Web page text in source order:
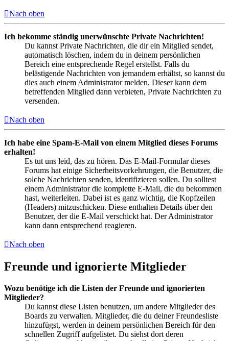
Nach oben
Ich bekomme ständig unerwünschte Private Nachrichten!
Du kannst Private Nachrichten, die dir ein Mitglied sendet,
automatisch löschen, indem du in deinem persönlichen
Bereich eine entsprechende Regel erstellst. Falls du
belästigende Nachrichten von jemandem erhältst, so kannst du
dies auch einem Administrator melden. Dieser kann dem
betreffenden Mitglied dann verbieten, Private Nachrichten zu
versenden.
Nach oben
Ich habe eine Spam-E-Mail von einem Mitglied dieses Forums
erhalten!
Es tut uns leid, das zu hören. Das E-Mail-Formular dieses
Forums hat einige Sicherheitsvorkehrungen, die Benutzer, die
solche Nachrichten senden, identifizieren sollen. Du solltest
einem Administrator die komplette E-Mail, die du bekommen
hast, weiterleiten. Dabei ist es ganz wichtig, die Kopfzeilen
(Headers) mitzuschicken. Diese enthalten Details über den
Benutzer, der die E-Mail verschickt hat. Der Administrator
kann dann entsprechend reagieren.
Nach oben
Freunde und ignorierte Mitglieder
Wozu benötige ich die Listen der Freunde und ignorierten
Mitglieder?
Du kannst diese Listen benutzen, um andere Mitglieder des
Boards zu verwalten. Mitglieder, die du deiner Freundesliste
hinzufügst, werden in deinem persönlichen Bereich für den
schnellen Zugriff aufgelistet. Du siehst dort deren